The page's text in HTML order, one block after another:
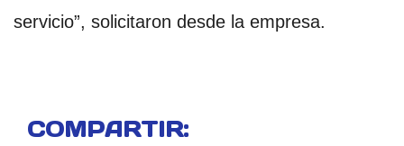
servicio”, solicitaron desde la empresa.
COMPARTIR: